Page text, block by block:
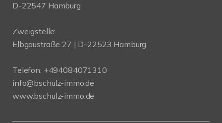
D-22547 Hamburg
Zweigstelle:
Elbgaustraße 27 | D-22523 Hamburg
Telefon: +494084071310
info@bschulz-immo.de
www.bschulz-immo.de